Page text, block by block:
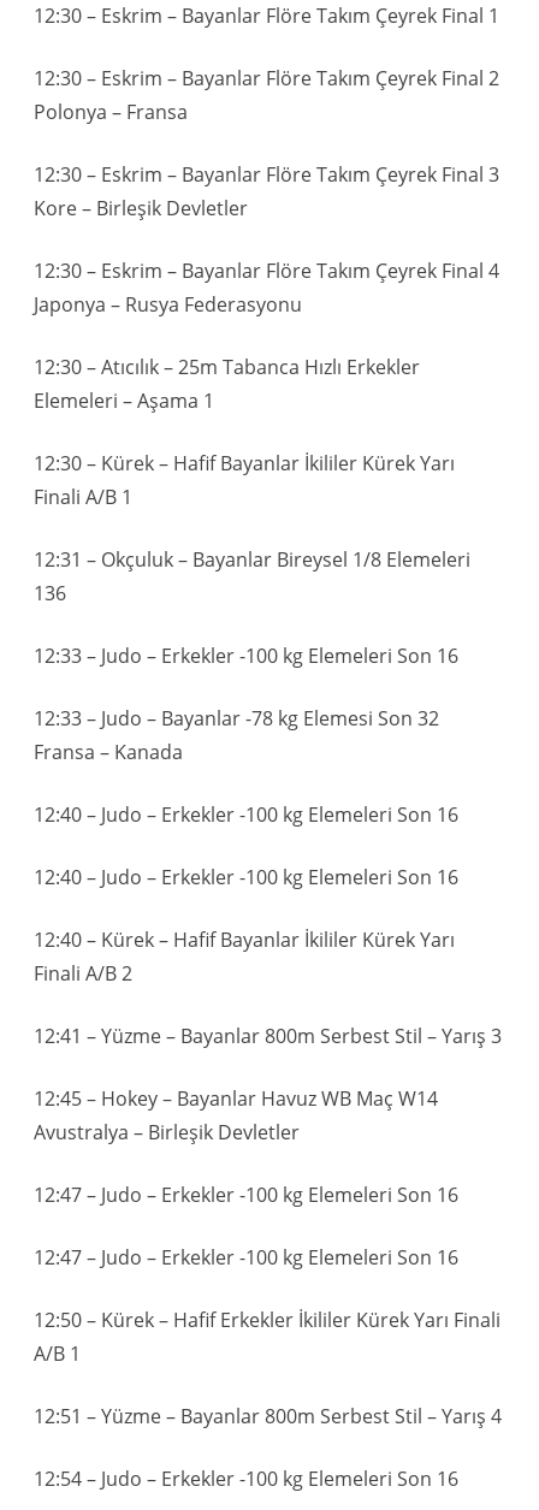
12:30 – Eskrim – Bayanlar Flöre Takım Çeyrek Final 1
12:30 – Eskrim – Bayanlar Flöre Takım Çeyrek Final 2
Polonya – Fransa
12:30 – Eskrim – Bayanlar Flöre Takım Çeyrek Final 3
Kore – Birleşik Devletler
12:30 – Eskrim – Bayanlar Flöre Takım Çeyrek Final 4
Japonya – Rusya Federasyonu
12:30 – Atıcılık – 25m Tabanca Hızlı Erkekler
Elemeleri – Aşama 1
12:30 – Kürek – Hafif Bayanlar İkililer Kürek Yarı
Finali A/B 1
12:31 – Okçuluk – Bayanlar Bireysel 1/8 Elemeleri
136
12:33 – Judo – Erkekler -100 kg Elemeleri Son 16
12:33 – Judo – Bayanlar -78 kg Elemesi Son 32
Fransa – Kanada
12:40 – Judo – Erkekler -100 kg Elemeleri Son 16
12:40 – Judo – Erkekler -100 kg Elemeleri Son 16
12:40 – Kürek – Hafif Bayanlar İkililer Kürek Yarı
Finali A/B 2
12:41 – Yüzme – Bayanlar 800m Serbest Stil – Yarış 3
12:45 – Hokey – Bayanlar Havuz WB Maç W14
Avustralya – Birleşik Devletler
12:47 – Judo – Erkekler -100 kg Elemeleri Son 16
12:47 – Judo – Erkekler -100 kg Elemeleri Son 16
12:50 – Kürek – Hafif Erkekler İkililer Kürek Yarı Finali
A/B 1
12:51 – Yüzme – Bayanlar 800m Serbest Stil – Yarış 4
12:54 – Judo – Erkekler -100 kg Elemeleri Son 16